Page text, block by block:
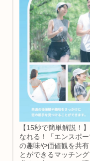
【15秒で簡単解説！
なれる！「エンスポ
の趣味や価値観を共
とができるマッチン